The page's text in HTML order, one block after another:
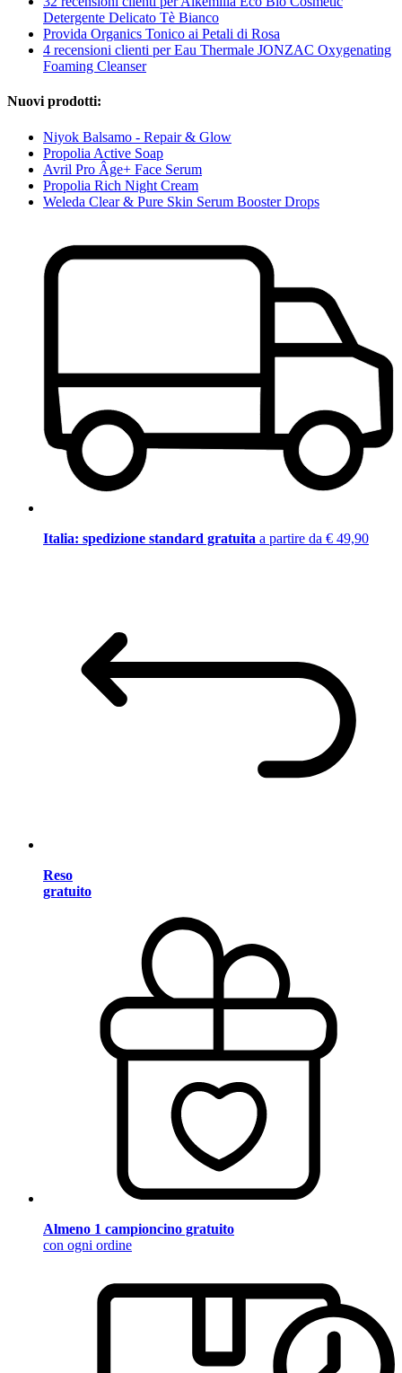
Detergente Delicato Tè Bianco
Provida Organics Tonico ai Petali di Rosa
4 recensioni clienti per Eau Thermale JONZAC Oxygenating
Foaming Cleanser
Nuovi prodotti:
Niyok Balsamo - Repair & Glow
Propolia Active Soap
Avril Pro Âge+ Face Serum
Propolia Rich Night Cream
Weleda Clear & Pure Skin Serum Booster Drops
Italia: spedizione standard gratuita a partire da € 49,90
Reso
gratuito
Almeno 1 campioncino gratuito
con ogni ordine